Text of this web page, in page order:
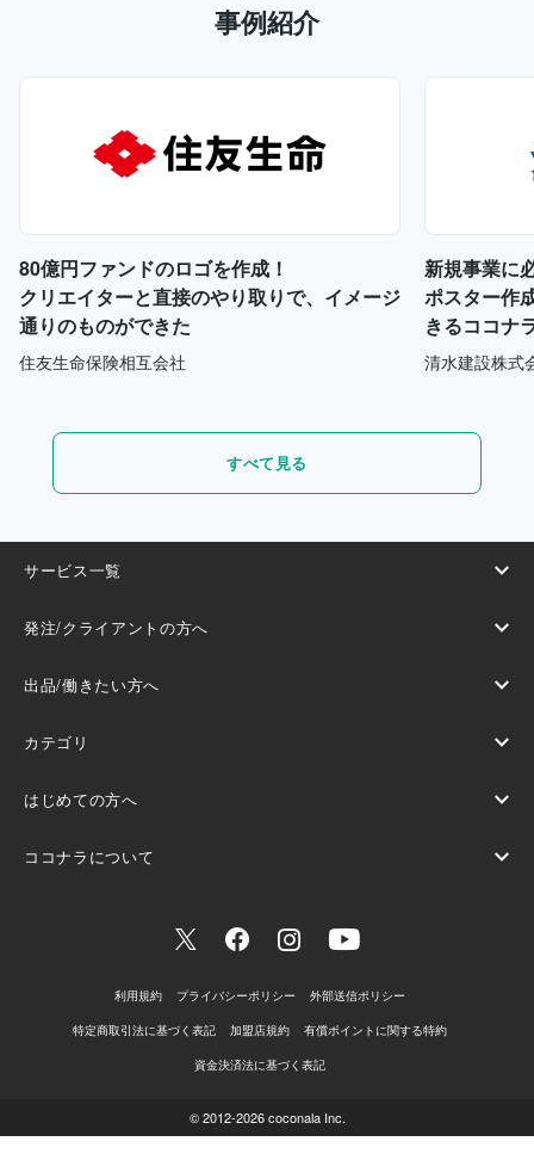
事例紹介
80億円ファンドのロゴを作成！
クリエイターと直接のやり取りで、イメージ
通りのものができた
住友生命保険相互会社
新規事業に
ポスター作
きるココナ
清水建設株式
すべて見る
サービス一覧
ココナラ募集
エージェントに依頼する
ココナラテック
ココナラプロ
発注/クライアントの方へ
副業/フリーランスを検索
ビジネス代行・アシスタントを紹介してもらう
非公開の実名クリエイター
出品/働きたい方へ
継続（時給/月給）の仕事を探す
副業コンサルティングで働く
ブログを投稿する
カテゴリ
Web制作・HP作成・EC構築
集客・マーケティング相談
音楽制作・ナレーション
はじめての方へ
ココナラクラブオフ
招待コード
ココナラについて
利用規約 プライバシーポリシー 外部送信ポリシー
特定商取引法に基づく表記 加盟店規約 有償ポイントに関する特約
資金決済法に基づく表記
© 2012-2026 coconala Inc.